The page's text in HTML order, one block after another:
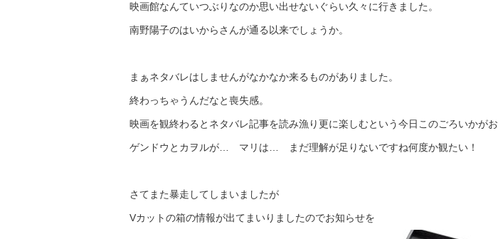
映画館なんていつぶりなのか思い出せないぐらい久々に行きました。
南野陽子のはいからさんが通る以来でしょうか。
まぁネタバレはしませんがなかなか来るものがありました。
終わっちゃうんだなと喪失感。
映画を観終わるとネタバレ記事を読み漁り更に楽しむという今日このごろいかがお
ゲンドウとカヲルが… マリは… まだ理解が足りないですね何度か観たい！
さてまた暴走してしまいましたが
Vカットの箱の情報が出てまいりましたのでお知らせを